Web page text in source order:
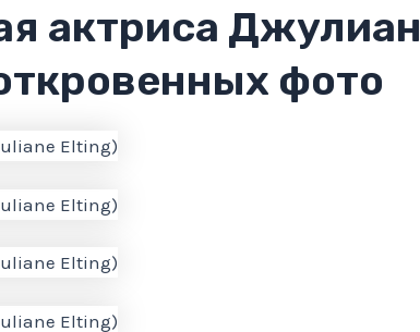
актриса Джулиан
фото